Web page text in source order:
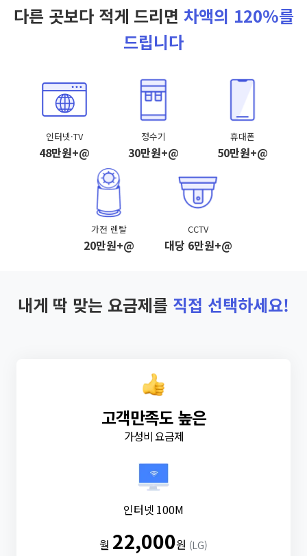
다른 곳보다 적게 드리면 차액의 120%를
드립니다
인터넷·TV
48만원+@
정수기
30만원+@
휴대폰
50만원+@
가전 렌탈
20만원+@
CCTV
대당 6만원+@
내게 딱 맞는 요금제를 직접 선택하세요!
고객만족도 높은
가성비 요금제
인터넷 100M
월 22,000원 (LG)